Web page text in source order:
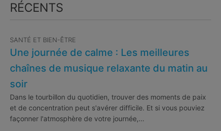
RÉCENTS
SANTÉ ET BIEN-ÊTRE
Une journée de calme : Les meilleures
chaînes de musique relaxante du matin au
soir
Dans le tourbillon du quotidien, trouver des moments de paix
et de concentration peut s'avérer difficile. Et si vous pouviez
façonner l'atmosphère de votre journée,…